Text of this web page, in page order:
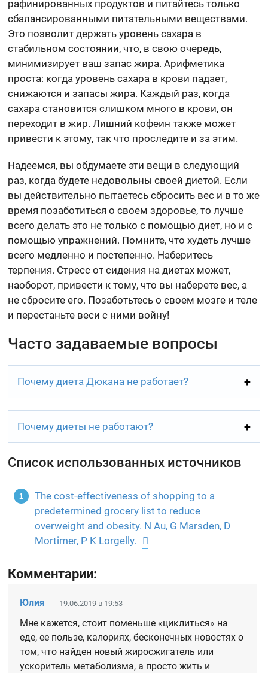
рафинированных продуктов и питайтесь только
сбалансированными питательными веществами.
Это позволит держать уровень сахара в
стабильном состоянии, что, в свою очередь,
минимизирует ваш запас жира. Арифметика
проста: когда уровень сахара в крови падает,
снижаются и запасы жира. Каждый раз, когда
сахара становится слишком много в крови, он
переходит в жир. Лишний кофеин также может
привести к этому, так что проследите и за этим.
Надеемся, вы обдумаете эти вещи в следующий
раз, когда будете недовольны своей диетой. Если
вы действительно пытаетесь сбросить вес и в то же
время позаботиться о своем здоровье, то лучше
всего делать это не только с помощью диет, но и с
помощью упражнений. Помните, что худеть лучше
всего медленно и постепенно. Наберитесь
терпения. Стресс от сидения на диетах может,
наоборот, привести к тому, что вы наберете вес, а
не сбросите его. Позаботьтесь о своем мозге и теле
и перестаньте веси с ними войну!
Часто задаваемые вопросы
Почему диета Дюкана не работает?
Почему диеты не работают?
Список использованных источников
The cost-effectiveness of shopping to a
predetermined grocery list to reduce
overweight and obesity. N Au, G Marsden, D
Mortimer, P K Lorgelly.
Комментарии:
Юлия 19.06.2019 в 19:53
Мне кажется, стоит поменьше «циклиться» на
еде, ее пользе, калориях, бесконечных новостях о
том, что найден новый жиросжигатель или
ускоритель метаболизма, а просто жить и